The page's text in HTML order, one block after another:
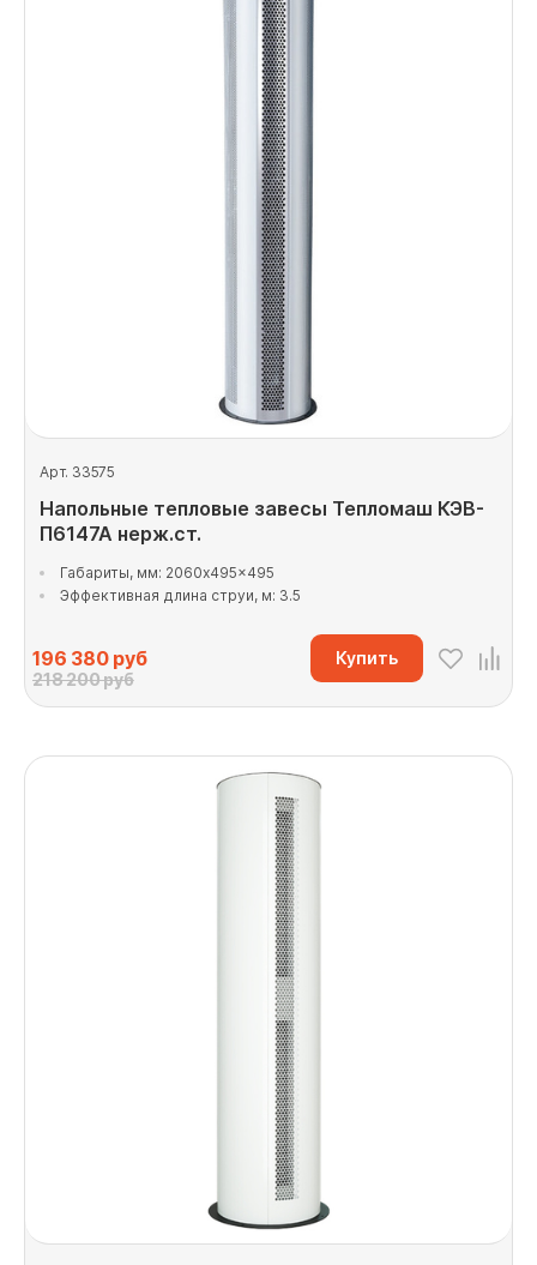
Арт. 33575
Напольные тепловые завесы Тепломаш КЭВ-
П6147А нерж.ст.
Габариты, мм: 2060x495x495
Эффективная длина струи, м: 3.5
196 380руб
218 200 руб
Купить